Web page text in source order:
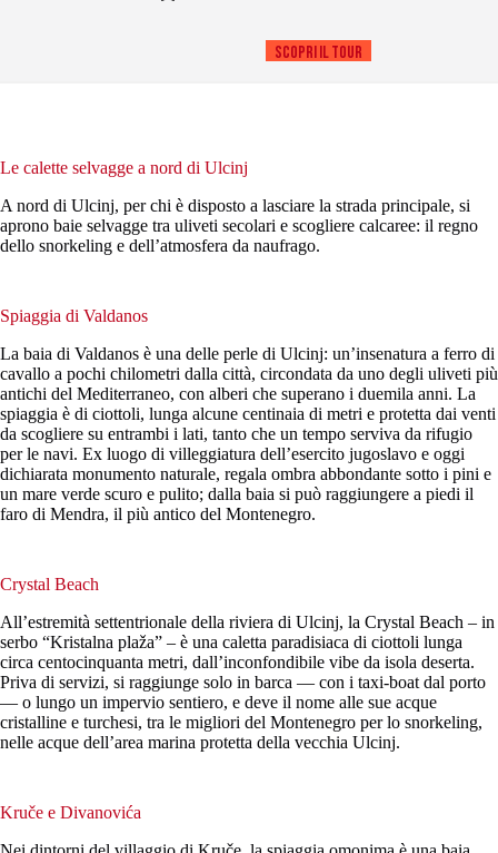
Scopri il tour
Le calette selvagge a nord di Ulcinj
A nord di Ulcinj, per chi è disposto a lasciare la strada principale, si
aprono baie selvagge tra uliveti secolari e scogliere calcaree: il regno
dello snorkeling e dell’atmosfera da naufrago.
Spiaggia di Valdanos
La baia di Valdanos è una delle perle di Ulcinj: un’insenatura a ferro di
cavallo a pochi chilometri dalla città, circondata da uno degli uliveti più
antichi del Mediterraneo, con alberi che superano i duemila anni. La
spiaggia è di ciottoli, lunga alcune centinaia di metri e protetta dai venti
da scogliere su entrambi i lati, tanto che un tempo serviva da rifugio
per le navi. Ex luogo di villeggiatura dell’esercito jugoslavo e oggi
dichiarata monumento naturale, regala ombra abbondante sotto i pini e
un mare verde scuro e pulito; dalla baia si può raggiungere a piedi il
faro di Mendra, il più antico del Montenegro.
Crystal Beach
All’estremità settentrionale della riviera di Ulcinj, la Crystal Beach – in
serbo “Kristalna plaža” – è una caletta paradisiaca di ciottoli lunga
circa centocinquanta metri, dall’inconfondibile vibe da isola deserta.
Priva di servizi, si raggiunge solo in barca — con i taxi-boat dal porto
— o lungo un impervio sentiero, e deve il nome alle sue acque
cristalline e turchesi, tra le migliori del Montenegro per lo snorkeling,
nelle acque dell’area marina protetta della vecchia Ulcinj.
Kruče e Divanovića